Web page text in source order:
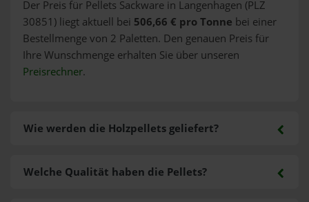
Der Preis für Pellets Sackware in Langenhagen (PLZ
30851) liegt aktuell bei 506,66 € pro Tonne bei einer
Bestellmenge von 2 Paletten. Den genauen Preis für
Ihre Wunschmenge erhalten Sie über unseren
Preisrechner.
Wie werden die Holzpellets geliefert?
Welche Qualität haben die Pellets?